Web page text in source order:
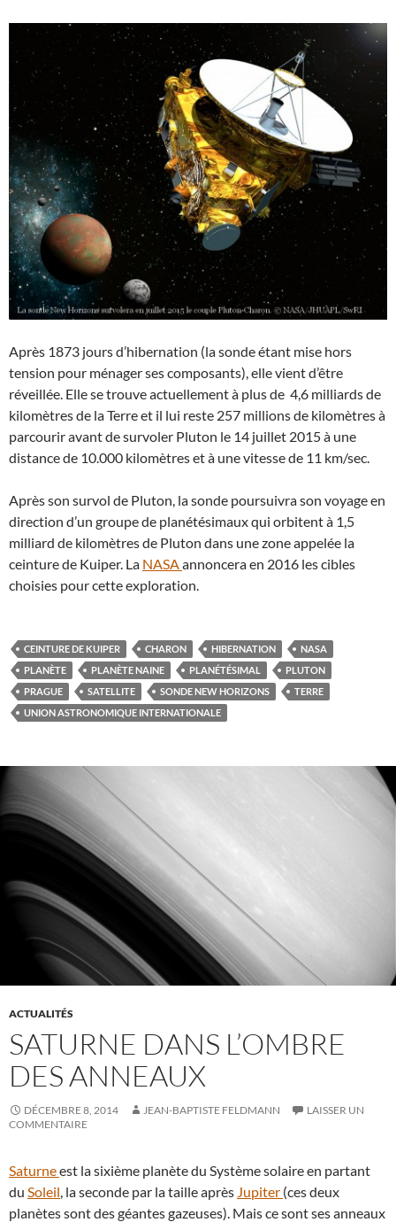
Après 1873 jours d’hibernation (la sonde étant mise hors
tension pour ménager ses composants), elle vient d’être
réveillée. Elle se trouve actuellement à plus de 4,6 milliards de
kilomètres de la Terre et il lui reste 257 millions de kilomètres à
parcourir avant de survoler Pluton le 14 juillet 2015 à une
distance de 10.000 kilomètres et à une vitesse de 11 km/sec.
Après son survol de Pluton, la sonde poursuivra son voyage en
direction d’un groupe de planétésimaux qui orbitent à 1,5
milliard de kilomètres de Pluton dans une zone appelée la
ceinture de Kuiper. La NASAannoncera en 2016 les cibles
choisies pour cette exploration.
CEINTURE DE KUIPER CHARON HIBERNATION
NASA
PLANÈTE
PLANÈTE NAINE PLANÉTÉSIMAL
PLUTON
PRAGUE
SATELLITE SONDE NEW HORIZONS
TERRE
UNION ASTRONOMIQUE INTERNATIONALE
ACTUALITÉS
SATURNE DANS L’OMBRE
DES ANNEAUX
DÉCEMBRE 8, 2014 JEAN-BAPTISTE FELDMANN
LAISSER UN
COMMENTAIRE
Saturneest la sixième planète du Système solaire en partant
du Soleil, la seconde par la taille après Jupiter (ces deux
planètes sont des géantes gazeuses). Mais ce sont ses anneaux